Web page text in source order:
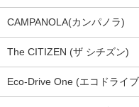
CAMPANOLA(カンパノラ)
The CITIZEN (ザ シチズン)
Eco-Drive One (エコドライ